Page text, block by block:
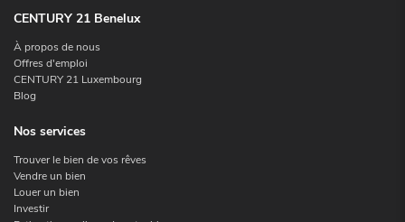
CENTURY 21 Benelux
À propos de nous
Offres d'emploi
CENTURY 21 Luxembourg
Blog
Nos services
Trouver le bien de vos rêves
Vendre un bien
Louer un bien
Investir